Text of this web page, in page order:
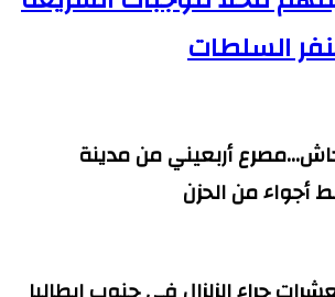
السلطات
أربعيني من مدينة
أجواء من الحزن